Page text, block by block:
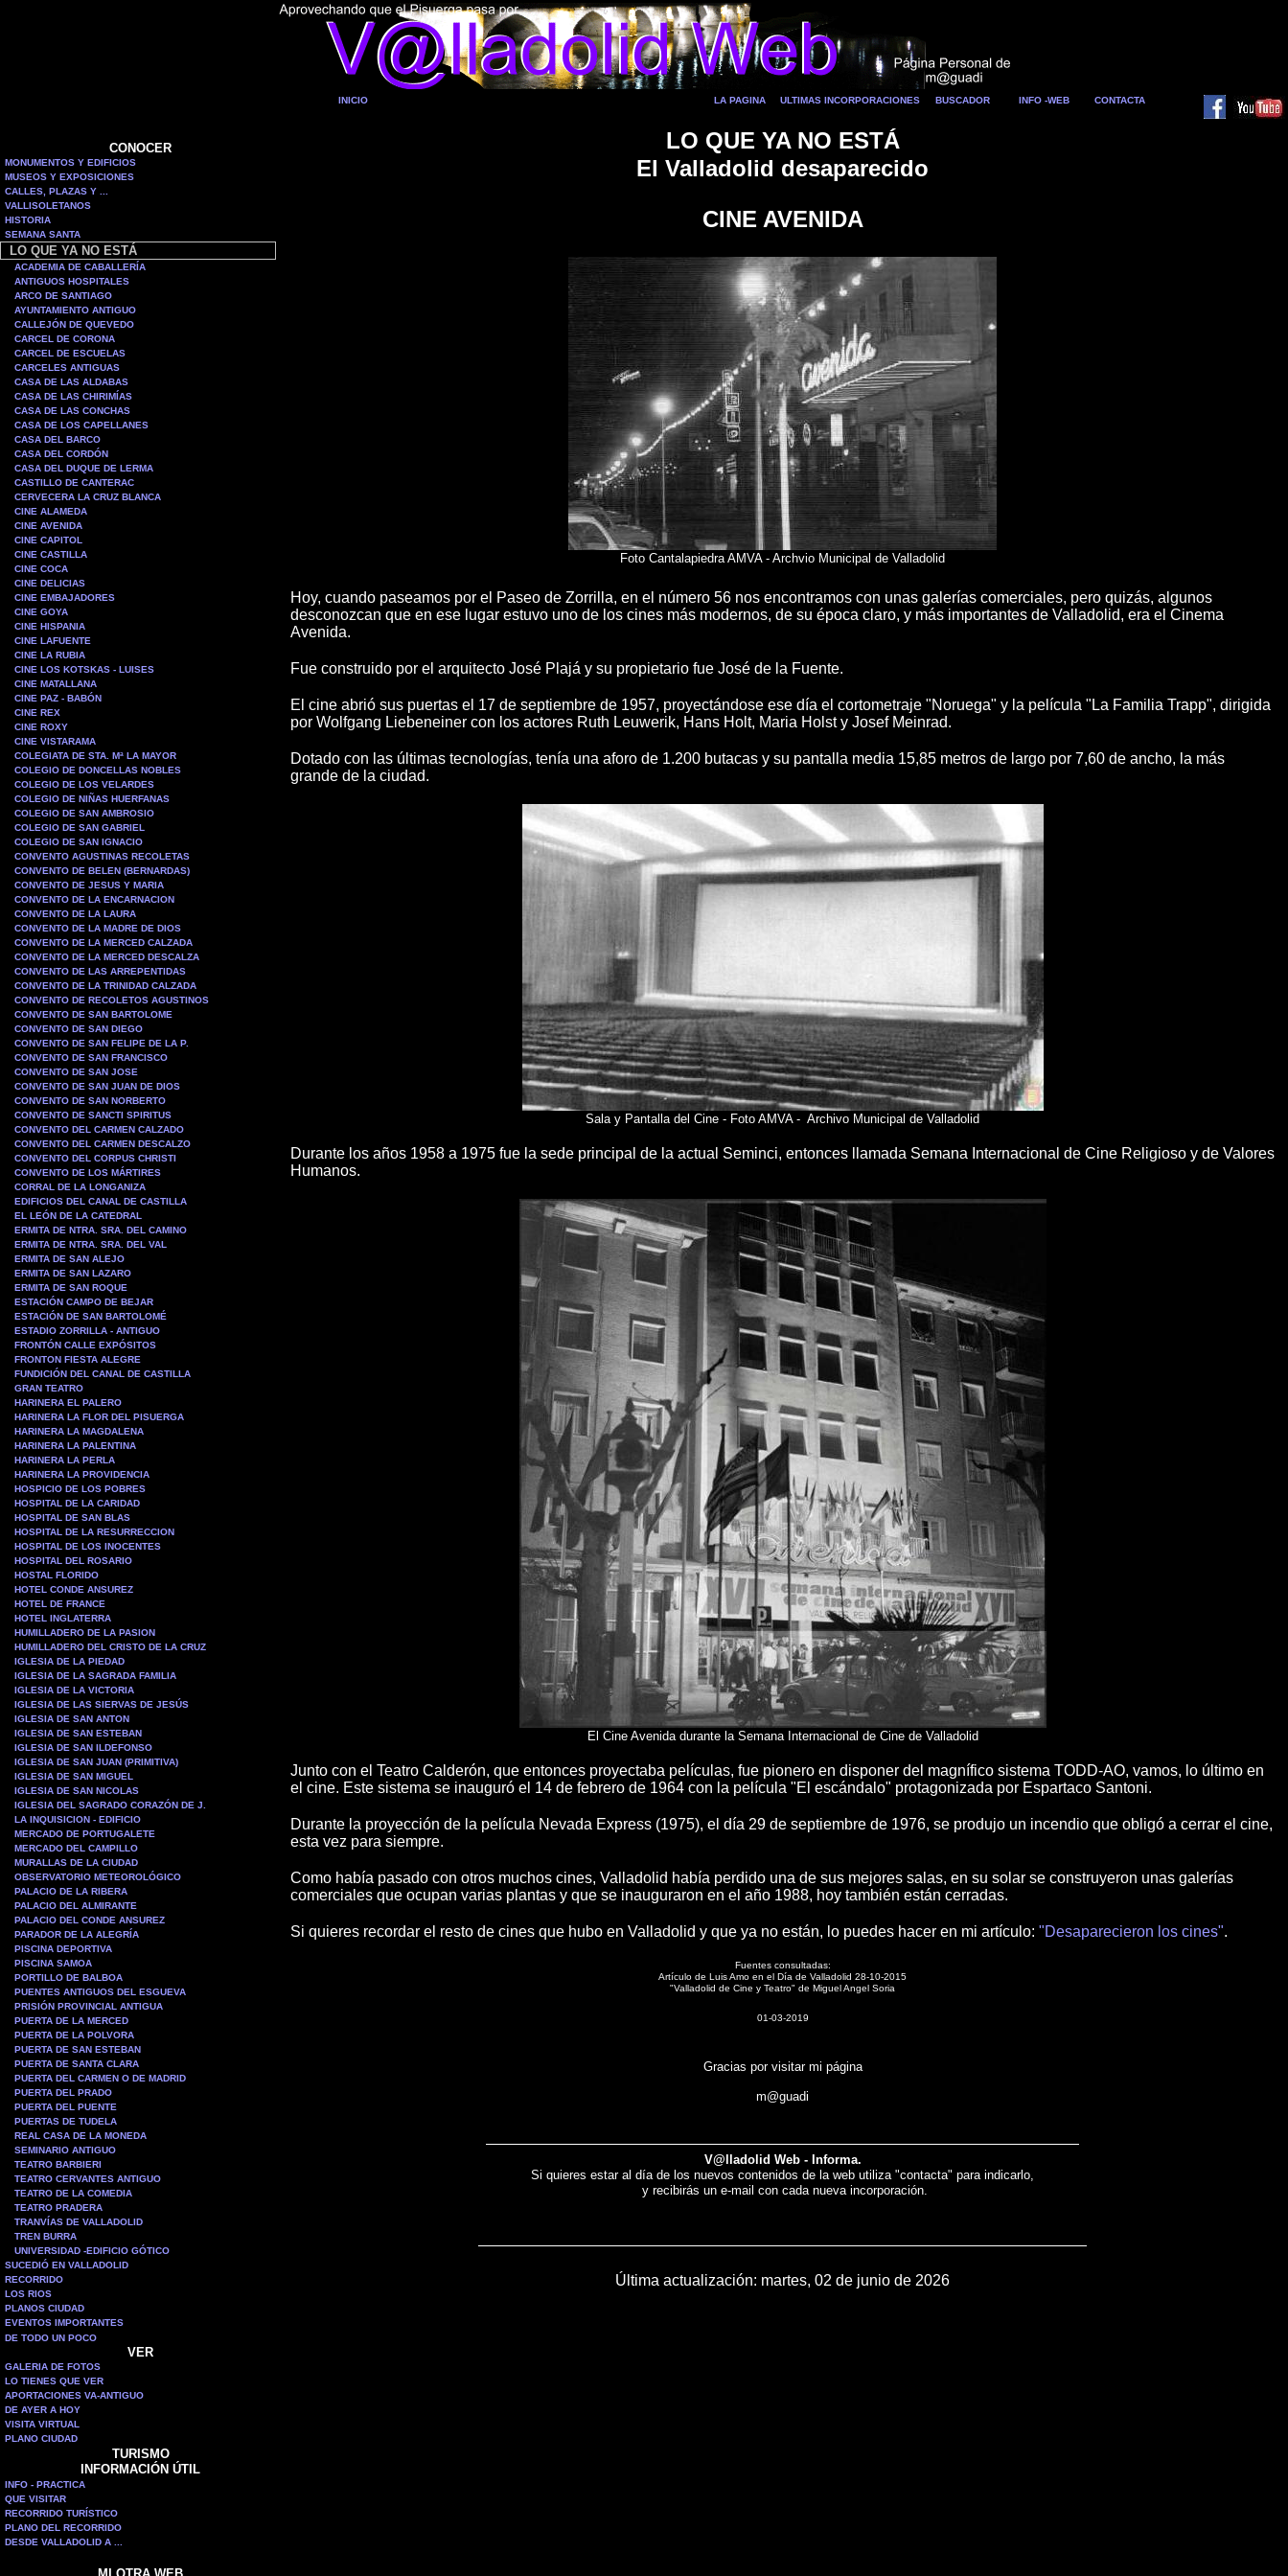
INICIO LA PAGINA ULTIMAS INCORPORACIONES BUSCADOR INFO -WEB CONTACTA
CONOCER
MONUMENTOS Y EDIFICIOS
MUSEOS Y EXPOSICIONES
CALLES, PLAZAS Y ...
VALLISOLETANOS
HISTORIA
SEMANA SANTA
LO QUE YA NO ESTÁ
ACADEMIA DE CABALLERÍA
ANTIGUOS HOSPITALES
ARCO DE SANTIAGO
AYUNTAMIENTO ANTIGUO
CALLEJÓN DE QUEVEDO
CARCEL DE CORONA
CARCEL DE ESCUELAS
CARCELES ANTIGUAS
CASA DE LAS ALDABAS
CASA DE LAS CHIRIMÍAS
CASA DE LAS CONCHAS
CASA DE LOS CAPELLANES
CASA DEL BARCO
CASA DEL CORDÓN
CASA DEL DUQUE DE LERMA
CASTILLO DE CANTERAC
CERVECERA LA CRUZ BLANCA
CINE ALAMEDA
CINE AVENIDA
CINE CAPITOL
CINE CASTILLA
CINE COCA
CINE DELICIAS
CINE EMBAJADORES
CINE GOYA
CINE HISPANIA
CINE LAFUENTE
CINE LA RUBIA
CINE LOS KOTSKAS - LUISES
CINE MATALLANA
CINE PAZ - BABÓN
CINE REX
CINE ROXY
CINE VISTARAMA
COLEGIATA DE STA. Mª LA MAYOR
COLEGIO DE DONCELLAS NOBLES
COLEGIO DE LOS VELARDES
COLEGIO DE NIÑAS HUERFANAS
COLEGIO DE SAN AMBROSIO
COLEGIO DE SAN GABRIEL
COLEGIO DE SAN IGNACIO
CONVENTO AGUSTINAS RECOLETAS
CONVENTO DE BELEN (BERNARDAS)
CONVENTO DE JESUS Y MARIA
CONVENTO DE LA ENCARNACION
CONVENTO DE LA LAURA
CONVENTO DE LA MADRE DE DIOS
CONVENTO DE LA MERCED CALZADA
CONVENTO DE LA MERCED DESCALZA
CONVENTO DE LAS ARREPENTIDAS
CONVENTO DE LA TRINIDAD CALZADA
CONVENTO DE RECOLETOS AGUSTINOS
CONVENTO DE SAN BARTOLOME
CONVENTO DE SAN DIEGO
CONVENTO DE SAN FELIPE DE LA P.
CONVENTO DE SAN FRANCISCO
CONVENTO DE SAN JOSE
CONVENTO DE SAN JUAN DE DIOS
CONVENTO DE SAN NORBERTO
CONVENTO DE SANCTI SPIRITUS
CONVENTO DEL CARMEN CALZADO
CONVENTO DEL CARMEN DESCALZO
CONVENTO DEL CORPUS CHRISTI
CONVENTO DE LOS MÁRTIRES
CORRAL DE LA LONGANIZA
EDIFICIOS DEL CANAL DE CASTILLA
EL LEÓN DE LA CATEDRAL
ERMITA DE NTRA. SRA. DEL CAMINO
ERMITA DE NTRA. SRA. DEL VAL
ERMITA DE SAN ALEJO
ERMITA DE SAN LAZARO
ERMITA DE SAN ROQUE
ESTACIÓN CAMPO DE BEJAR
ESTACIÓN DE SAN BARTOLOMÉ
ESTADIO ZORRILLA - ANTIGUO
FRONTÓN CALLE EXPÓSITOS
FRONTON FIESTA ALEGRE
FUNDICIÓN DEL CANAL DE CASTILLA
GRAN TEATRO
HARINERA EL PALERO
HARINERA LA FLOR DEL PISUERGA
HARINERA LA MAGDALENA
HARINERA LA PALENTINA
HARINERA LA PERLA
HARINERA LA PROVIDENCIA
HOSPICIO DE LOS POBRES
HOSPITAL DE LA CARIDAD
HOSPITAL DE SAN BLAS
HOSPITAL DE LA RESURRECCION
HOSPITAL DE LOS INOCENTES
HOSPITAL DEL ROSARIO
HOSTAL FLORIDO
HOTEL CONDE ANSUREZ
HOTEL DE FRANCE
HOTEL INGLATERRA
HUMILLADERO DE LA PASION
HUMILLADERO DEL CRISTO DE LA CRUZ
IGLESIA DE LA PIEDAD
IGLESIA DE LA SAGRADA FAMILIA
IGLESIA DE LA VICTORIA
IGLESIA DE LAS SIERVAS DE JESÚS
IGLESIA DE SAN ANTON
IGLESIA DE SAN ESTEBAN
IGLESIA DE SAN ILDEFONSO
IGLESIA DE SAN JUAN (PRIMITIVA)
IGLESIA DE SAN MIGUEL
IGLESIA DE SAN NICOLAS
IGLESIA DEL SAGRADO CORAZÓN DE J.
LA INQUISICION - EDIFICIO
MERCADO DE PORTUGALETE
MERCADO DEL CAMPILLO
MURALLAS DE LA CIUDAD
OBSERVATORIO METEOROLÓGICO
PALACIO DE LA RIBERA
PALACIO DEL ALMIRANTE
PALACIO DEL CONDE ANSUREZ
PARADOR DE LA ALEGRÍA
PISCINA DEPORTIVA
PISCINA SAMOA
PORTILLO DE BALBOA
PUENTES ANTIGUOS DEL ESGUEVA
PRISIÓN PROVINCIAL ANTIGUA
PUERTA DE LA MERCED
PUERTA DE LA POLVORA
PUERTA DE SAN ESTEBAN
PUERTA DE SANTA CLARA
PUERTA DEL CARMEN O DE MADRID
PUERTA DEL PRADO
PUERTA DEL PUENTE
PUERTAS DE TUDELA
REAL CASA DE LA MONEDA
SEMINARIO ANTIGUO
TEATRO BARBIERI
TEATRO CERVANTES ANTIGUO
TEATRO DE LA COMEDIA
TEATRO PRADERA
TRANVÍAS DE VALLADOLID
TREN BURRA
UNIVERSIDAD -EDIFICIO GÓTICO
SUCEDIÓ EN VALLADOLID
RECORRIDO
LOS RIOS
PLANOS CIUDAD
EVENTOS IMPORTANTES
DE TODO UN POCO
VER
GALERIA DE FOTOS
LO TIENES QUE VER
APORTACIONES VA-ANTIGUO
DE AYER A HOY
VISITA VIRTUAL
PLANO CIUDAD
TURISMO
INFORMACIÓN ÚTIL
INFO - PRACTICA
QUE VISITAR
RECORRIDO TURÍSTICO
PLANO DEL RECORRIDO
DESDE VALLADOLID A ...
LO QUE YA NO ESTÁ
El Valladolid desaparecido
CINE AVENIDA
Foto Cantalapiedra AMVA - Archvio Municipal de Valladolid
Hoy, cuando paseamos por el Paseo de Zorrilla, en el número 56 nos encontramos con unas galerías comerciales, pero quizás, algunos
desconozcan que en ese lugar estuvo uno de los cines más modernos, de su época claro, y más importantes de Valladolid, era el Cinema
Avenida.
Fue construido por el arquitecto José Plajá y su propietario fue José de la Fuente.
El cine abrió sus puertas el 17 de septiembre de 1957, proyectándose ese día el cortometraje "Noruega" y la película "La Familia Trapp", dirigida
por Wolfgang Liebeneiner con los actores Ruth Leuwerik, Hans Holt, Maria Holst y Josef Meinrad.
Dotado con las últimas tecnologías, tenía una aforo de 1.200 butacas y su pantalla media 15,85 metros de largo por 7,60 de ancho, la más
grande de la ciudad.
Sala y Pantalla del Cine - Foto AMVA - Archivo Municipal de Valladolid
Durante los años 1958 a 1975 fue la sede principal de la actual Seminci, entonces llamada Semana Internacional de Cine Religioso y de Valores
Humanos.
El Cine Avenida durante la Semana Internacional de Cine de Valladolid
Junto con el Teatro Calderón, que entonces proyectaba películas, fue pionero en disponer del magnífico sistema TODD-AO, vamos, lo último en
el cine. Este sistema se inauguró el 14 de febrero de 1964 con la película "El escándalo" protagonizada por Espartaco Santoni.
Durante la proyección de la película Nevada Express (1975), el día 29 de septiembre de 1976, se produjo un incendio que obligó a cerrar el cine,
esta vez para siempre.
Como había pasado con otros muchos cines, Valladolid había perdido una de sus mejores salas, en su solar se construyeron unas galerías
comerciales que ocupan varias plantas y que se inauguraron en el año 1988, hoy también están cerradas.
Si quieres recordar el resto de cines que hubo en Valladolid y que ya no están, lo puedes hacer en mi artículo: "Desaparecieron los cines".
Fuentes consultadas:
Artículo de Luis Amo en el Día de Valladolid 28-10-2015
"Valladolid de Cine y Teatro" de Miguel Angel Soria
01-03-2019
Gracias por visitar mi página
m@guadi
V@lladolid Web - Informa.
Si quieres estar al día de los nuevos contenidos de la web utiliza "contacta" para indicarlo,
y recibirás un e-mail con cada nueva incorporación.
Última actualización: martes, 02 de junio de 2026